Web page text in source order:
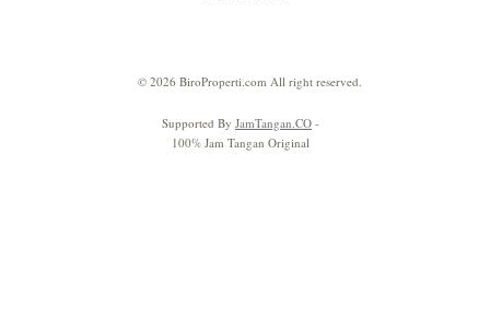
© 2026 BiroProperti.com All right reserved.
Supported By JamTangan.CO -
100% Jam Tangan Original